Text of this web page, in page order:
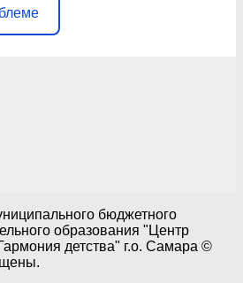
бюджетного
образования "Центр
детства" г.о. Самара ©